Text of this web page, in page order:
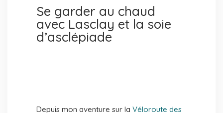
Se garder au chaud
avec Lasclay et la soie
d’asclépiade
Depuis mon aventure sur la Véloroute des